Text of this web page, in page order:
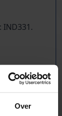
Over
IND331.